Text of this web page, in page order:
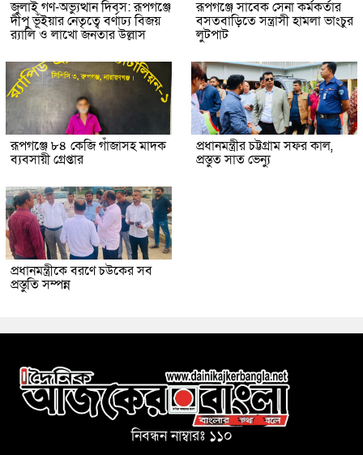
জুলাই গণ-অভ্যুত্থান দিবস: রূপগঞ্জে
দীপু ভূঁইয়ার নেতৃত্বে বর্ণাঢ্য বিজয়
র‌্যালি ও লাখো জনতার উল্লাস
রূপগঞ্জে সাবেক সেনা কর্মকর্তার
বসতবাড়িতে সন্ত্রাসী হামলা ভাংচুর
লুটপাট
রূপগঞ্জে ৮৪ কেজি গাঁজাসহ মাদক
ব্যবসায়ী গ্রেপ্তার
প্রধানমন্ত্রীর চট্টগ্রাম সফর কাল,
প্রস্তুত সাত ভেন্যু
প্রধানমন্ত্রীকে বরণে চউকের সব
প্রস্তুতি সম্পন্ন
নিবন্ধন নাম্বারঃ ১১০